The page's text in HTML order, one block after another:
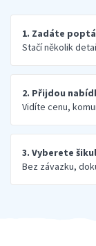
1. Zadáte
Stačí několik
2. Přijdou
Vidíte cenu,
3. Vyberete
Bez závazku,